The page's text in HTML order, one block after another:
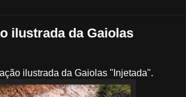
ilustrada da Gaiolas
ilustrada da Gaiolas "Injetada".